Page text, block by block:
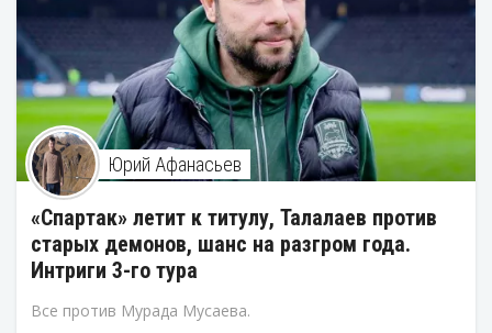
Юрий Афанасьев
«Спартак» летит к титулу, Талалаев против
старых демонов, шанс на разгром года.
Интриги 3-го тура
Все против Мурада Мусаева.